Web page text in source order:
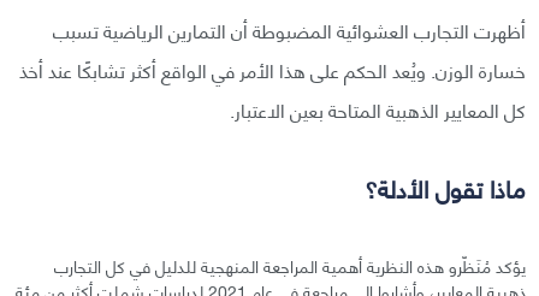
أظهرت التجارب العشوائية المضبوطة أن التمارين الرياضية تسبب
خسارة الوزن. ويُعد الحكم على هذا الأمر في الواقع أكثر تشابكًا عند أخذ
كل المعايير الذهبية المتاحة بعين الاعتبار.
ماذا تقول الأدلة؟
يؤكد مُنَظّرو هذه النظرية أهمية المراجعة المنهجية للدليل في كل التجارب